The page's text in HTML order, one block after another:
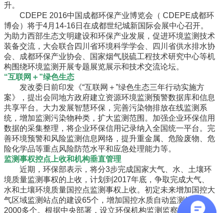
升。
CDEPE 2016中国成都环保产业博览会（ CDEPE成都环
博会）将于4月14-16日在成都世纪城新国际会展中心召开。
为助力西部生态文明建设和环保产业发展，促进环境监测技术
装备交流，大会联合四川省环境科学学会、四川省供水排水协
会、成都环保产业协会、国家烟气脱硫工程技术研究中心等机
构围绕环境监测开展专题展览展示和技术交流论坛。
“互联网＋”绿色生态
发改委日前印发《“互联网＋”绿色生态三年行动实施方
案》，提出会同地方政府建立资源环境监测预警数据库和信息
共享平台。大力发展智慧环保，完善污染物排放在线监测系
统，增加监测污染物种类，扩大监测范围。加强企业环保信用
数据的采集整理，将企业环保信用记录纳入全国统一平台。完
善环境预警和风险监测信息网络，提升重金属、危险废物、危
险化学品等重点风险防范水平和应急处理能力等。
监测事权控点上收和机构垂直管理
近期，环保部表示，将分3步完成国家大气、水、土壤环
境质量监测事权的上收，计划到2017年底，争取完成大气、
水和土壤环境质量国控点监测事权上收。初定未来增加国控大
气区域监测站点的建设65个，增加国控水质自动监测站点
2000多个。根据中央部署，设立环保机构监测监察执法垂直